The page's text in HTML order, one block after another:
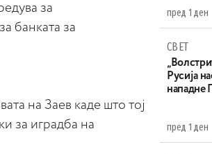
за
банката за
на Заев каде што тој
за иградба на
пред 1 ден
СВЕТ
Русија
нападне
пред 1 ден